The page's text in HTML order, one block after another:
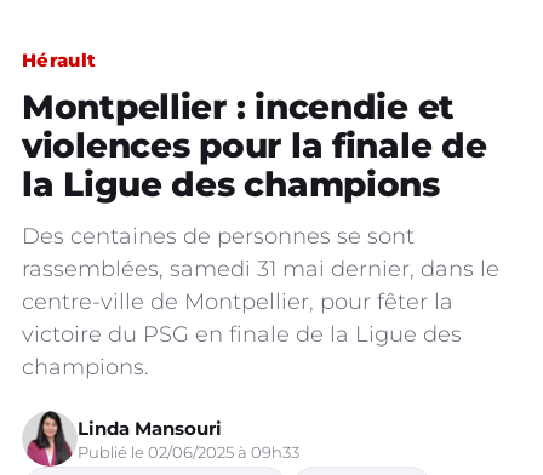
Hérault
Montpellier : incendie et
violences pour la finale de
la Ligue des champions
Des centaines de personnes se sont
rassemblées, samedi 31 mai dernier, dans le
centre-ville de Montpellier, pour fêter la
victoire du PSG en finale de la Ligue des
champions.
Linda Mansouri
Publié le 02/06/2025 à 09h33